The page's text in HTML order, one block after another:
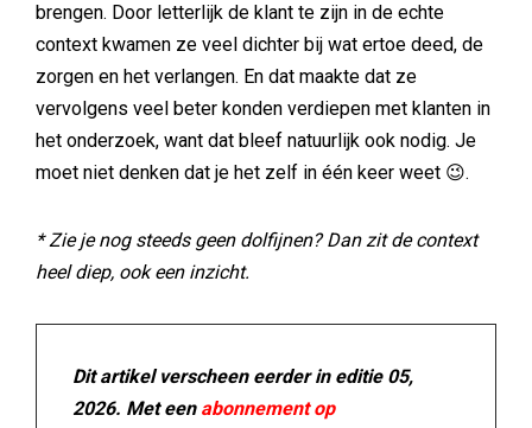
brengen. Door letterlijk de klant te zijn in de echte
context kwamen ze veel dichter bij wat ertoe deed, de
zorgen en het verlangen. En dat maakte dat ze
vervolgens veel beter konden verdiepen met klanten in
het onderzoek, want dat bleef natuurlijk ook nodig. Je
moet niet denken dat je het zelf in één keer weet 😉.
* Zie je nog steeds geen dolfijnen? Dan zit de context
heel diep, ook een inzicht.
Dit artikel verscheen eerder in editie 05,
2026. Met een abonnement op